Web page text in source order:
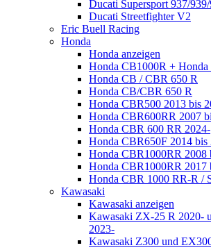
Ducati Supersport 937/
Ducati Streetfighter V2
Eric Buell Racing
Honda
Honda anzeigen
Honda CB1000R +
Honda CB / CBR 650 R
Honda CB/CBR 650 R
Honda CBR500 2013 bis
Honda CBR600RR 2007
Honda CBR 600 RR 2024-
Honda CBR650F 2014 bis
Honda CBR1000RR 2008
Honda CBR1000RR 2017
Honda CBR 1000 RR-R /
Kawasaki
Kawasaki anzeigen
Kawasaki ZX-25 R 2020-
2023-
Kawasaki Z300 und